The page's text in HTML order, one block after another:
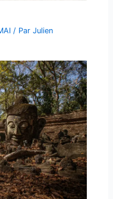
/ ParJulien